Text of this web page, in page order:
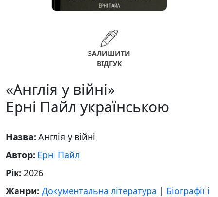
ЗАЛИШИТИ
ВІДГУК
«Англія у війні»
Ерні Пайл українською
Назва: Англія у війні
Автор: Ерні Пайл
Рік: 2026
Жанри: Документальна література | Біографії і